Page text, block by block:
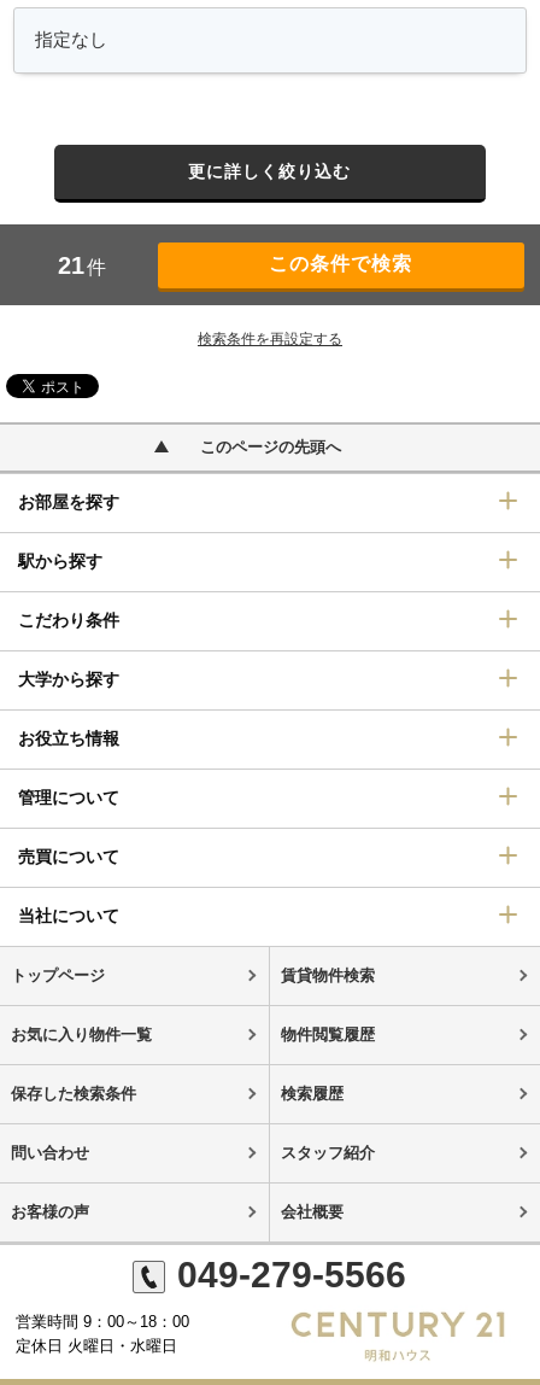
更に詳しく絞り込む
21件
検索条件を再設定する
このページの先頭へ
お部屋を探す
駅から探す
こだわり条件
大学から探す
お役立ち情報
管理について
売買について
当社について
トップページ 賃貸物件検索
お気に入り物件一覧 物件閲覧履歴
保存した検索条件 検索履歴
問い合わせ スタッフ紹介
お客様の声 会社概要
049-279-5566
営業時間 9：00～18：00
定休日 火曜日・水曜日